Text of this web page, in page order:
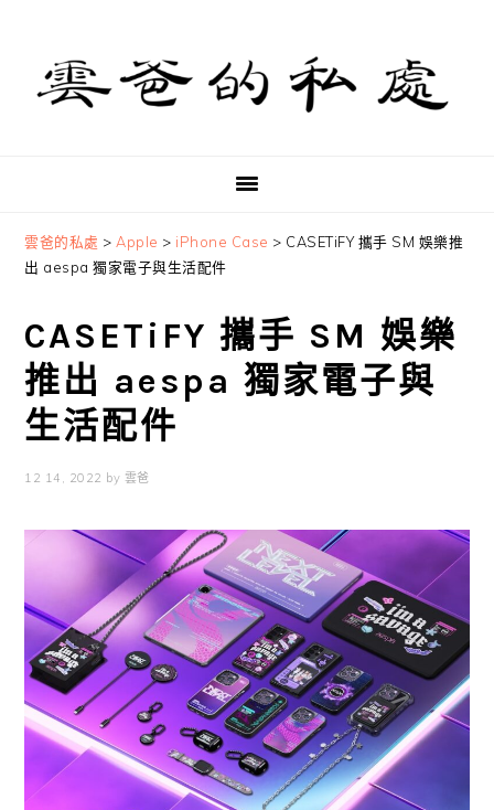
primary
navigation
content
primary
sidebar
雲爸的私處 > Apple > iPhone Case > CASETiFY 攜手 SM 娛樂推
出 aespa 獨家電子與生活配件
CASETiFY 攜手 SM 娛樂
推出 aespa 獨家電子與
生活配件
12 14, 2022 by 雲爸